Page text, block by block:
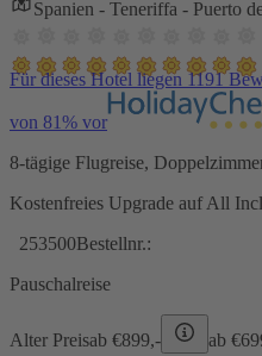
Spanien - Teneriffa - Puerto
Für dieses Hotel liegen 1191
von 81% vor
8-tägige Flugreise,
Kostenfreies Upgrade auf All
253500Bestellnr.:
Pauschalreise
Alter Preisab €899,- ab €